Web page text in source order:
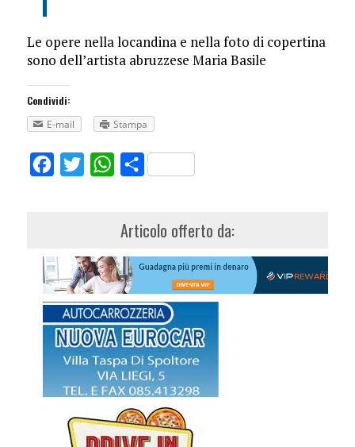
Le opere nella locandina e nella foto di copertina
sono dell’artista abruzzese Maria Basile
Condividi:
E-mail
Stampa
FacebookTwitterWhatsApp
Share
Articolo offerto da: